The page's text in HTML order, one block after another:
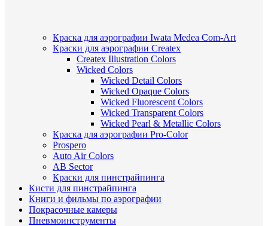
Краска для аэрографии Iwata Medea Com-Art
Краски для аэрографии Createx
Createx Illustration Colors
Wicked Colors
Wicked Detail Colors
Wicked Opaque Colors
Wicked Fluorescent Colors
Wicked Transparent Colors
Wicked Pearl & Metallic Colors
Краска для аэрографии Pro-Color
Prospero
Auto Air Colors
AB Sector
Краски для пинстрайпинга
Кисти для пинстрайпинга
Книги и фильмы по аэрографии
Покрасочные камеры
Пневмоинструменты